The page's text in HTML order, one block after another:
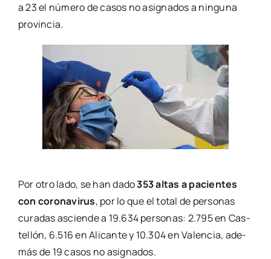
a 23 el núme­ro de casos no asig­na­dos a nin­gu­na
pro­vin­cia.
Por otro lado, se han dado353 altas a pacien­tes
con coro­na­vi­rus, por lo que el total de per­so­nas
cura­das ascien­de a 19.634 per­so­nas: 2.795 en Cas­
te­llón, 6.516 en Ali­can­te y 10.304 en Valen­cia, ade­
más de 19 casos no asig­na­dos.